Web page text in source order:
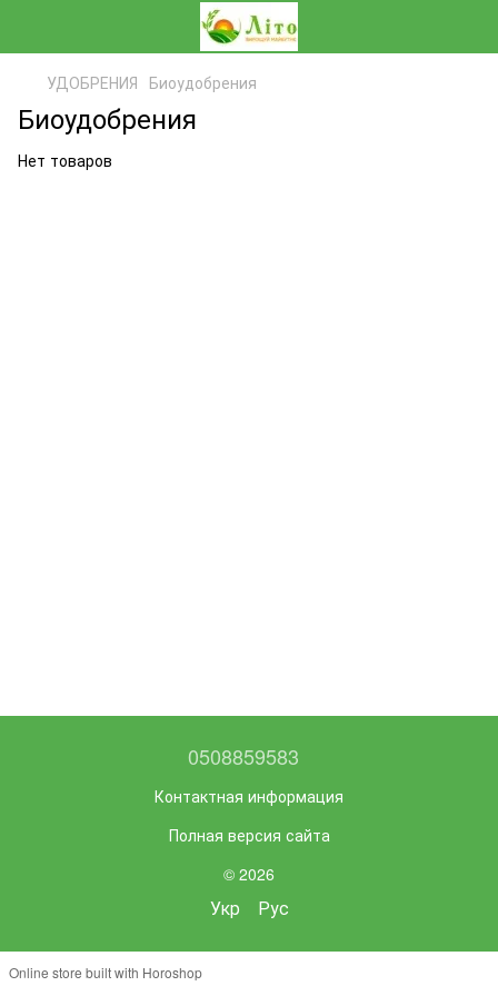
УДОБРЕНИЯ Биоудобрения
Биоудобрения
Нет товаров
0508859583
Контактная информация
Полная версия сайта
© 2026
Укр Рус
Online store built with Horoshop